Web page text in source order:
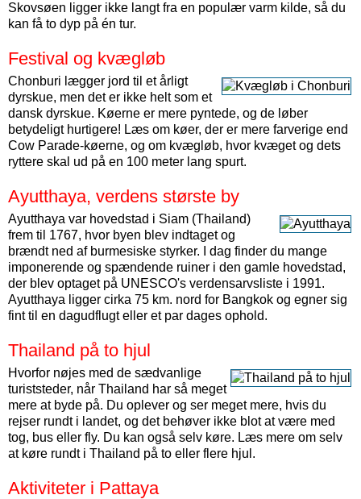
Skovsøen ligger ikke langt fra en populær varm kilde, så du
kan få to dyp på én tur.
Festival og kvægløb
Chonburi lægger jord til et årligt
dyrskue, men det er ikke helt som et
dansk dyrskue. Køerne er mere pyntede, og de løber
betydeligt hurtigere! Læs om køer, der er mere farverige end
Cow Parade-køerne, og om kvægløb, hvor kvæget og dets
ryttere skal ud på en 100 meter lang spurt.
Ayutthaya, verdens største by
Ayutthaya var hovedstad i Siam (Thailand)
frem til 1767, hvor byen blev indtaget og
brændt ned af burmesiske styrker. I dag finder du mange
imponerende og spændende ruiner i den gamle hovedstad,
der blev optaget på UNESCO's verdensarvsliste i 1991.
Ayutthaya ligger cirka 75 km. nord for Bangkok og egner sig
fint til en dagudflugt eller et par dages ophold.
Thailand på to hjul
Hvorfor nøjes med de sædvanlige
turiststeder, når Thailand har så meget
mere at byde på. Du oplever og ser meget mere, hvis du
rejser rundt i landet, og det behøver ikke blot at være med
tog, bus eller fly. Du kan også selv køre. Læs mere om selv
at køre rundt i Thailand på to eller flere hjul.
Aktiviteter i Pattaya